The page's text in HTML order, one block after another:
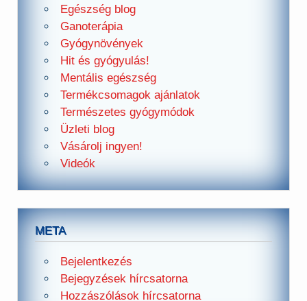
Egészség blog
Ganoterápia
Gyógynövények
Hit és gyógyulás!
Mentális egészség
Termékcsomagok ajánlatok
Természetes gyógymódok
Üzleti blog
Vásárolj ingyen!
Videók
META
Bejelentkezés
Bejegyzések hírcsatorna
Hozzászólások hírcsatorna